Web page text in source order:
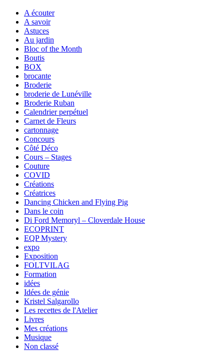
A écouter
A savoir
Astuces
Au jardin
Bloc of the Month
Boutis
BOX
brocante
Broderie
broderie de Lunéville
Broderie Ruban
Calendrier perpétuel
Carnet de Fleurs
cartonnage
Concours
Côté Déco
Cours – Stages
Couture
COVID
Créations
Créatrices
Dancing Chicken and Flying Pig
Dans le coin
Di Ford Memoryl – Cloverdale House
ECOPRINT
EQP Mystery
expo
Exposition
FOLTVILAG
Formation
idées
Idées de génie
Kristel Salgarollo
Les recettes de l'Atelier
Livres
Mes créations
Musique
Non classé